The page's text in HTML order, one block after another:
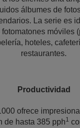
álbumes de
La serie es
móviles
hoteles,
restaurantes.
Productividad
ofrece
de hasta 385 pph1